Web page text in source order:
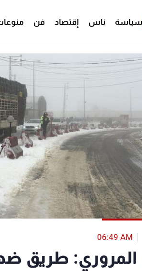
سياسة ناس إقتصاد فن
06:49 AM
المروري: طريق